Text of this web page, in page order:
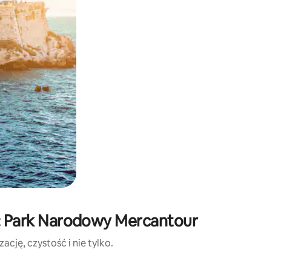
Narodowy Mercantour
czystość i nie tylko.